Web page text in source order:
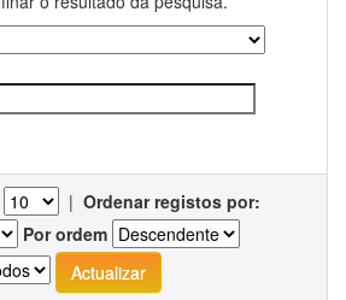
| Ordenar registos por:
Por ordem